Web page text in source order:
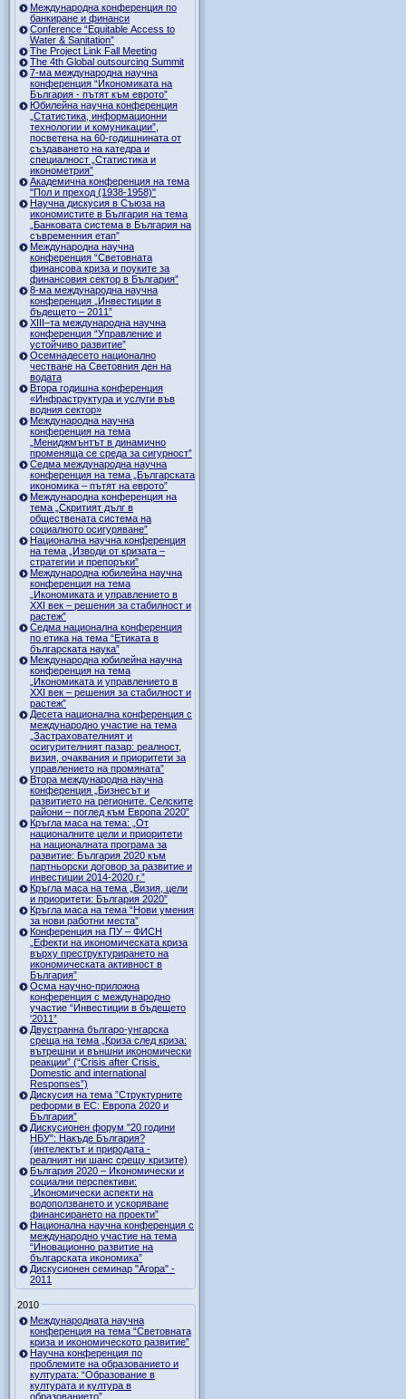
Международна конференция по
банкиране и финанси
Conference “Equitable Access to
Water & Sanitation”
The Project Link Fall Meeting
The 4th Global outsourcing Summit
7-ма международна научна
конференция “Икономиката на
България - пътят към еврото”
Юбилейна научна конференция
„Статистика, информационни
технологии и комуникации”,
посветена на 60-годишнината от
създаването на катедра и
специалност „Статистика и
иконометрия”
Академична конференция на тема
"Пол и преход (1938-1958)"
Научна дискусия в Съюза на
икономистите в България на тема
„Банковата система в България на
съвременния етап”
Международна научна
конференция “Световната
финансова криза и поуките за
финансовия сектор в България”
8-ма международна научна
конференция „Инвестиции в
бъдещето – 2011”
ХІІІ–та международна научна
конференция “Управление и
устойчиво развитие”
Осемнадесето национално
честване на Световния ден на
водата
Втора годишна конференция
«Инфраструктура и услуги във
водния сектор»
Международна научна
конференция на тема
„Мениджмънтът в динамично
променяща се среда за сигурност”
Седма международна научна
конференция на тема „Българската
икономика – пътят на еврото”
Международна конференция на
тема „Скритият дълг в
обществената система на
социалното осигуряване”
Национална научна конференция
на тема „Изводи от кризата –
стратегии и препоръки”
Международна юбилейна научна
конференция на тема
„Икономиката и управлението в
ХХI век – решения за стабилност и
растеж”
Седма национална конференция
по етика на тема “Етиката в
българската наука”
Международна юбилейна научна
конференция на тема
„Икономиката и управлението в
ХХI век – решения за стабилност и
растеж”
Десета национална конференция с
международно участие на тема
„Застрахователният и
осигурителният пазар: реалност,
визия, очаквания и приоритети за
управлението на промяната”
Втора международна научна
конференция „Бизнесът и
развитието на регионите. Селските
райони – поглед към Европа 2020”
Кръгла маса на тема: „От
националните цели и приоритети
на националната програма за
развитие: България 2020 към
партньорски договор за развитие и
инвестиции 2014-2020 г.”
Кръгла маса на тема „Визия, цели
и приоритети: България 2020”
Кръгла маса на тема “Нови умения
за нови работни места”
Конференция на ПУ – ФИСН
„Ефекти на икономическата криза
върху преструктурирането на
икономическата активност в
България”
Осма научно-приложна
конференция с международно
участие “Инвестиции в бъдещето
'2011”
Двустранна българо-унгарска
среща на тема „Криза след криза:
вътрешни и външни икономически
реакции” (“Crisis after Crisis.
Domestic and international
Responses”)
Дискусия на тема ”Структурните
реформи в ЕС: Европа 2020 и
България”
Дискусионен форум "20 години
НБУ": Накъде България?
(интелектът и природата -
реалният ни шанс срещу кризите)
България 2020 – Икономически и
социални перспективи:
„Икономически аспекти на
водоползването и ускоряване
финансирането на проекти”
Национална научна конференция с
международно участие на тема
“Иновационно развитие на
българската икономика”
Дискусионен семинар "Агора" -
2011
2010
Международната научна
конференция на тема “Световната
криза и икономическото развитие”
Научна конференция по
проблемите на образованието и
културата: “Образование в
културата и култура в
образованието”